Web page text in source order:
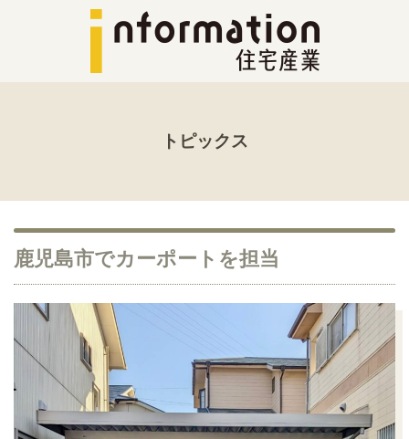
トピックス
鹿児島市でカーポートを担当